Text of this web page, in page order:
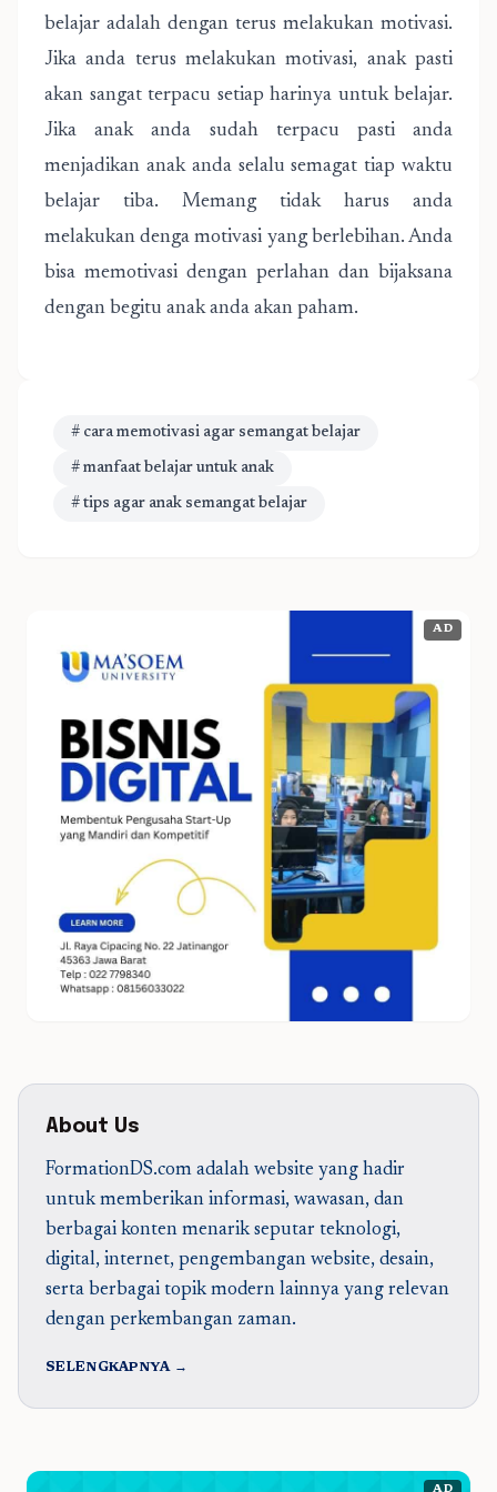
belajar adalah dengan terus melakukan motivasi.
Jika anda terus melakukan motivasi, anak pasti
akan sangat terpacu setiap harinya untuk belajar.
Jika anak anda sudah terpacu pasti anda
menjadikan anak anda selalu semagat tiap waktu
belajar tiba. Memang tidak harus anda
melakukan denga motivasi yang berlebihan. Anda
bisa memotivasi dengan perlahan dan bijaksana
dengan begitu anak anda akan paham.
# cara memotivasi agar semangat belajar
# manfaat belajar untuk anak
# tips agar anak semangat belajar
AD
About Us
FormationDS.com adalah website yang hadir
untuk memberikan informasi, wawasan, dan
berbagai konten menarik seputar teknologi,
digital, internet, pengembangan website, desain,
serta berbagai topik modern lainnya yang relevan
dengan perkembangan zaman.
SELENGKAPNYA →
AD